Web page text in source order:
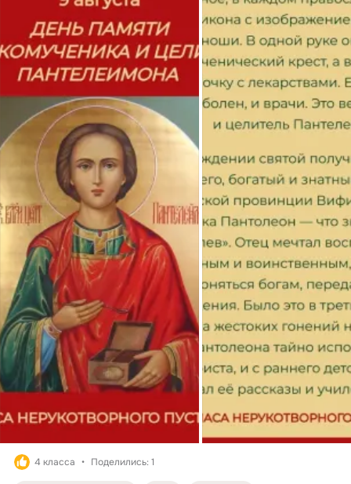
4 класса Поделились: 1